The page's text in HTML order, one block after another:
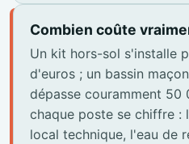
Combien coûte
Un kit hors-sol s'installe
d'euros ; un bassin
dépasse couramment 50
chaque poste se chiffre :
local technique, l'eau de